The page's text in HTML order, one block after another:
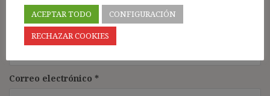
Nombre*
Correo electrónico *
ACEPTAR TODO
CONFIGURACIÓN
RECHAZAR COOKIES